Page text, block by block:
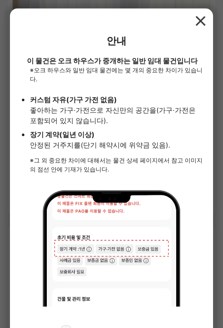
1/3
오크하우스 이케부쿠로
¥47,000 - ¥68,000 만실
단기 계약(월 단위) 가구가전 포함
상세 보기